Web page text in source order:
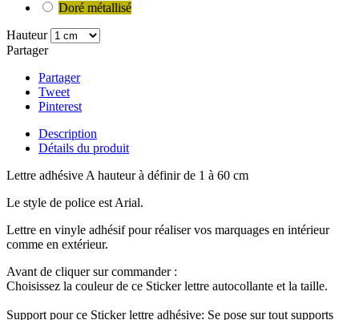
Doré métallisé
Hauteur
Partager
Partager
Tweet
Pinterest
Description
Détails du produit
Lettre adhésive A hauteur à définir de 1 à 60 cm
Le style de police est Arial.
Lettre en vinyle adhésif pour réaliser vos marquages en intérieur
comme en extérieur.
Avant de cliquer sur commander :
Choisissez la couleur de ce Sticker lettre autocollante et la taille.
Support pour ce Sticker lettre adhésive: Se pose sur tout supports